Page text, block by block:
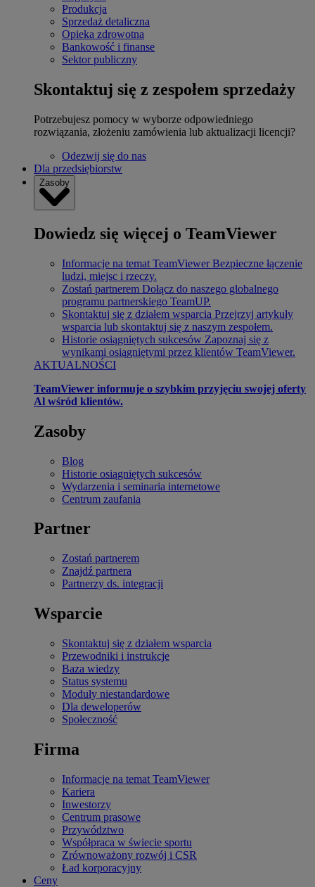
Produkcja
Sprzedaż detaliczna
Opieka zdrowotna
Bankowość i finanse
Sektor publiczny
Skontaktuj się z zespołem sprzedaży
Potrzebujesz pomocy w wyborze odpowiedniego
rozwiązania, złożeniu zamówienia lub aktualizacji licencji?
Odezwij się do nas
Dla przedsiębiorstw
Zasoby
Dowiedz się więcej o TeamViewer
Informacje na temat TeamViewer Bezpieczne łączenie
ludzi, miejsc i rzeczy.
Zostań partnerem Dołącz do naszego globalnego
programu partnerskiego TeamUP.
Skontaktuj się z działem wsparcia Przejrzyj artykuły
wsparcia lub skontaktuj się z naszym zespołem.
Historie osiągniętych sukcesów Zapoznaj się z
wynikami osiągniętymi przez klientów TeamViewer.
AKTUALNOŚCI
TeamViewer informuje o szybkim przyjęciu swojej oferty
Al wśród klientów.
Zasoby
Blog
Historie osiągniętych sukcesów
Wydarzenia i seminaria internetowe
Centrum zaufania
Partner
Zostań partnerem
Znajdź partnera
Partnerzy ds. integracji
Wsparcie
Skontaktuj się z działem wsparcia
Przewodniki i instrukcje
Baza wiedzy
Status systemu
Moduły niestandardowe
Dla deweloperów
Społeczność
Firma
Informacje na temat TeamViewer
Kariera
Inwestorzy
Centrum prasowe
Przywództwo
Współpraca w świecie sportu
Zrównoważony rozwój i CSR
Ład korporacyjny
Ceny